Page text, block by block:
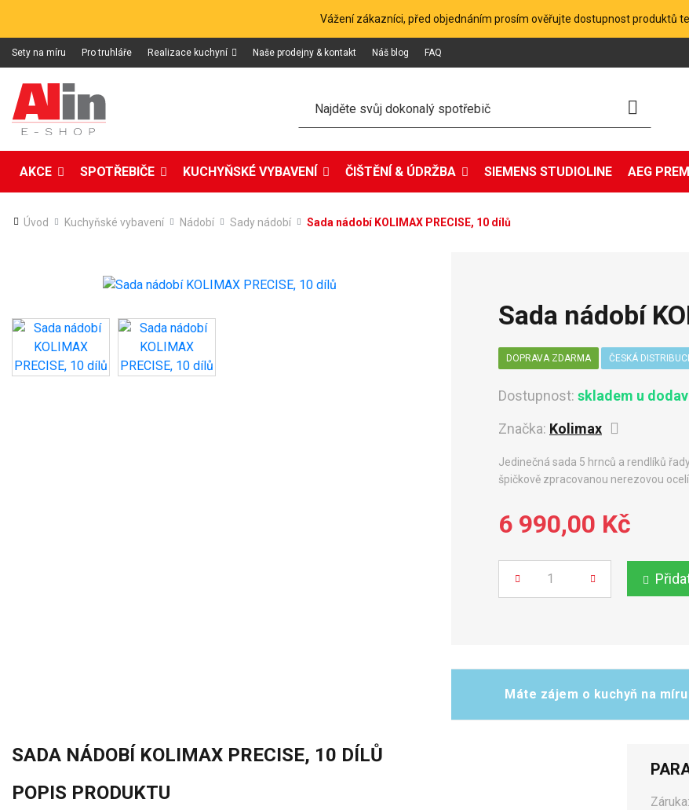
Vážení zákazníci, před objednáním prosím ověřujte dostupnost produktů
Sety na míru Pro truhláře Realizace kuchyní Naše prodejny & kontakt Náš blog FAQ
AKCE SPOTŘEBIČE KUCHYŇSKÉ VYBAVENÍ ČIŠTĚNÍ & ÚDRŽBA SIEMENS STUDIOLINE AEG
Úvod Kuchyňské vybavení Nádobí Sady nádobí Sada nádobí KOLIMAX PRECISE, 10 dílů
Sada nádobí
DOPRAVA ZDARMA ČESKÁ
Dostupnost: skladem u
Značka: Kolimax
Jedinečná sada 5 hrnců a rendlíků
špičkově zpracovanou nerezovou
6 990,00 Kč
Počet
Máte zájem o kuchyň na
SADA NÁDOBÍ KOLIMAX PRECISE, 10 DÍLŮ
POPIS PRODUKTU
Záruka: